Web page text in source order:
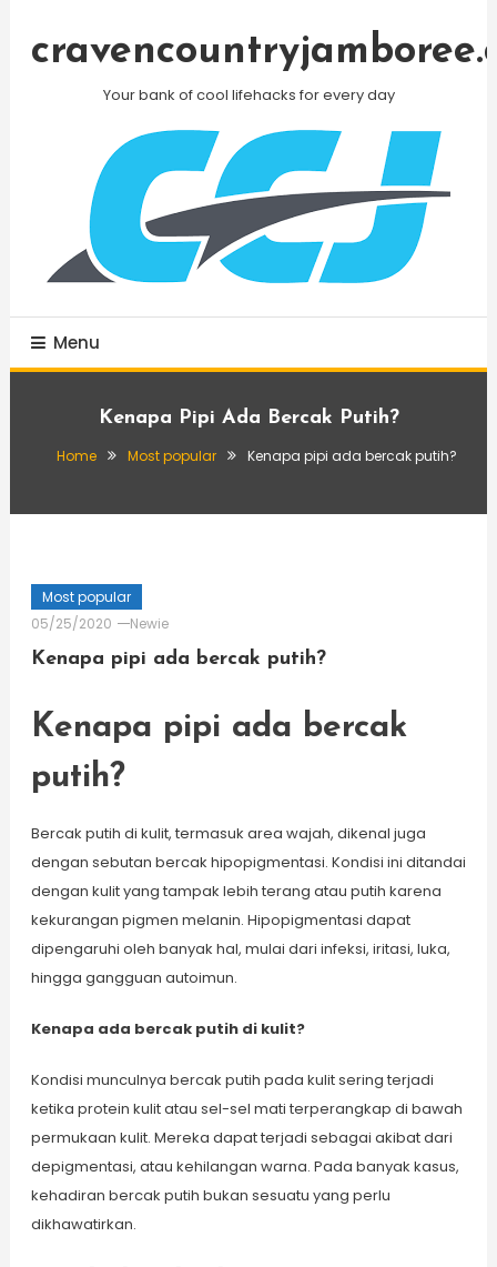
Your bank of cool lifehacks for every day
Menu
Kenapa Pipi Ada Bercak Putih?
Home Most popular Kenapa pipi ada bercak putih?
Most popular
05/25/2020
Newie
Kenapa pipi ada bercak putih?
Kenapa pipi ada bercak
putih?
Bercak putih di kulit, termasuk area wajah, dikenal juga
dengan sebutan bercak hipopigmentasi. Kondisi ini ditandai
dengan kulit yang tampak lebih terang atau putih karena
kekurangan pigmen melanin. Hipopigmentasi dapat
dipengaruhi oleh banyak hal, mulai dari infeksi, iritasi, luka,
hingga gangguan autoimun.
Kenapa ada bercak putih di kulit?
Kondisi munculnya bercak putih pada kulit sering terjadi
ketika protein kulit atau sel-sel mati terperangkap di bawah
permukaan kulit. Mereka dapat terjadi sebagai akibat dari
depigmentasi, atau kehilangan warna. Pada banyak kasus,
kehadiran bercak putih bukan sesuatu yang perlu
dikhawatirkan.